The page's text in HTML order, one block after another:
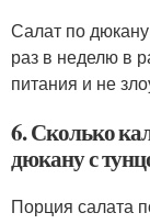
Салат по
раз в неделю в
питания и не
6. Сколько
дюкану с
Порция салата